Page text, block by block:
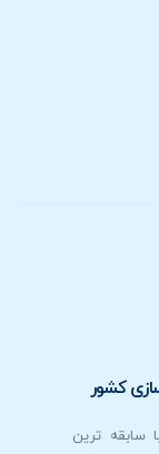
كشور
سابقه ترين